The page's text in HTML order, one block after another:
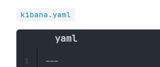
kibana.yaml
---
1